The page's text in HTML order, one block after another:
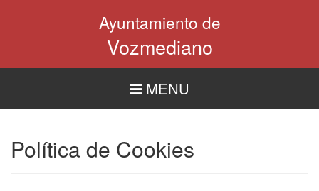
Ayuntamiento de
Vozmediano
MENU
Política de Cookies